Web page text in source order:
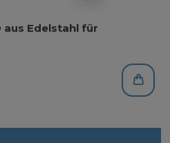
aus Edelstahl für